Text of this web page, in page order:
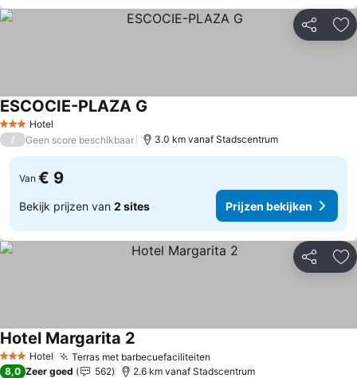
Delen
3 SterrenHotel
ESCOCIE-PLAZA G
/ Geen score beschikbaar 3.0 km vanaf Stadscentrum
Van € 9
Bekijk prijzen van 2 sites Prijzen bekijken
Delen
3 SterrenHotel Terras met barbecuefaciliteiten
Hotel Margarita 2
8,0 Zeer goed 562 2.6 km vanaf Stadscentrum